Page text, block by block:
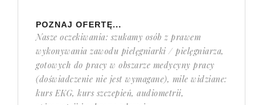
POZNAJ OFERTĘ...
Nasze oczekiwania: szukamy osób z prawem
wykonywania zawodu pielęgniarki / pielęgniarza,
gotowych do pracy w obszarze medycyny pracy
(doświadczenie nie jest wymagane), mile widziane:
kurs EKG, kurs szczepień, audiometrii,